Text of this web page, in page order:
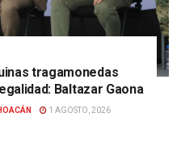
tragamonedas
Baltazar Gaona
1 AGOSTO, 2026